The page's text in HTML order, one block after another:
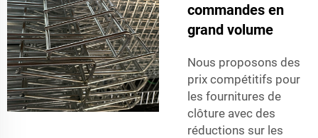
commandes en
grand volume
Nous proposons des
prix compétitifs pour
les fournitures de
clôture avec des
réductions sur les